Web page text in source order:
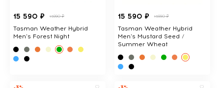
15 590 ₽ 15990 ₽
Tasman Weather Hybrid
Men's Forest Night
15 590 ₽ 15990 ₽
Tasman Weather Hybrid
Men's Mustard Seed /
Summer Wheat